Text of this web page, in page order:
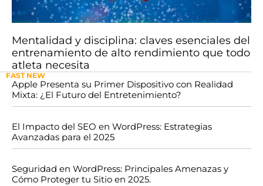
Mentalidad y disciplina: claves esenciales del
entrenamiento de alto rendimiento que todo
atleta necesita
FAST NEW
Apple Presenta su Primer Dispositivo con Realidad
Mixta: ¿El Futuro del Entretenimiento?
El Impacto del SEO en WordPress: Estrategias
Avanzadas para el 2025
Seguridad en WordPress: Principales Amenazas y
Cómo Proteger tu Sitio en 2025.